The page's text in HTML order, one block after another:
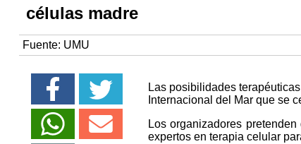
células madre
Fuente: UMU
Las posibilidades
Internacional del Mar que se
Los organizadores
expertos en terapia celular